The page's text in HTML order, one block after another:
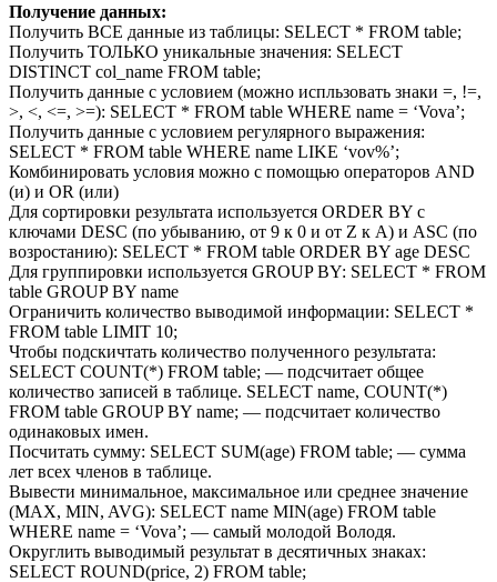
Получение данных:
Получить ВСЕ данные из таблицы: SELECT * FROM table;
Получить ТОЛЬКО уникальные значения: SELECT
DISTINCT col_name FROM table;
Получить данные с условием (можно испльзовать знаки =, !=,
>, <, <=, >=): SELECT * FROM table WHERE name = ‘Vova’;
Получить данные с условием регулярного выражения:
SELECT * FROM table WHERE name LIKE ‘vov%’;
Комбинировать условия можно с помощью операторов AND
(и) и OR (или)
Для сортировки результата используется ORDER BY с
ключами DESC (по убыванию, от 9 к 0 и от Z к A) и ASC (по
возростанию): SELECT * FROM table ORDER BY age DESC
Для группировки используется GROUP BY: SELECT * FROM
table GROUP BY name
Ограничить количество выводимой информации: SELECT *
FROM table LIMIT 10;
Чтобы подскичтать количество полученного результата:
SELECT COUNT(*) FROM table; — подсчитает общее
количество записей в таблице. SELECT name, COUNT(*)
FROM table GROUP BY name; — подсчитает количество
одинаковых имен.
Посчитать сумму: SELECT SUM(age) FROM table; — сумма
лет всех членов в таблице.
Вывести минимальное, максимальное или среднее значение
(MAX, MIN, AVG): SELECT name MIN(age) FROM table
WHERE name = ‘Vova’; — самый молодой Володя.
Округлить выводимый результат в десятичных знаках:
SELECT ROUND(price, 2) FROM table;